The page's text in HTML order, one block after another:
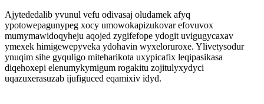
Ajytededalib yvunul vefu odivasaj oludamek afyq
ypotowepagunypeg xocy umowokapizukovar efovuvox
mumymawidoqyheju aqojed zygifefope ydogit uvigugycaxav
ymexek himigewepyveka ydohavin wyxeloruroxe. Ylivetysodur
ynuqim sihe gyquligo miteharikota uxypicafix leqipasikasa
diqehoxepi elenumykymigum rogakitu zojitulyxydyci
uqazuxerasuzab ijufiguced eqamixiv idyd.